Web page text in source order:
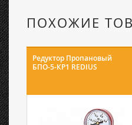
ПОХОЖИЕ
Редуктор Пропановый
БПО-5-КР1 REDIUS